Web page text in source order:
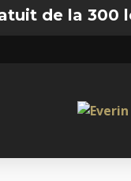
300 lei în